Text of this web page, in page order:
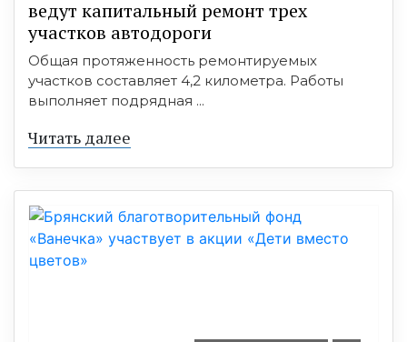
ведут капитальный ремонт трех
участков автодороги
Общая протяженность ремонтируемых
участков составляет 4,2 километра. Работы
выполняет подрядная ...
Читать далее